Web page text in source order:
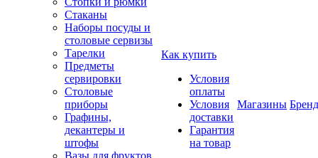
Стаканы
Наборы посуды и
столовые сервизы
Тарелки
Предметы
сервировки
Столовые
приборы
Графины,
декантеры и
штофы
Вазы для фруктов
Как купить
Условия
оплаты
Условия
доставки
Гарантия
на товар
Магазины